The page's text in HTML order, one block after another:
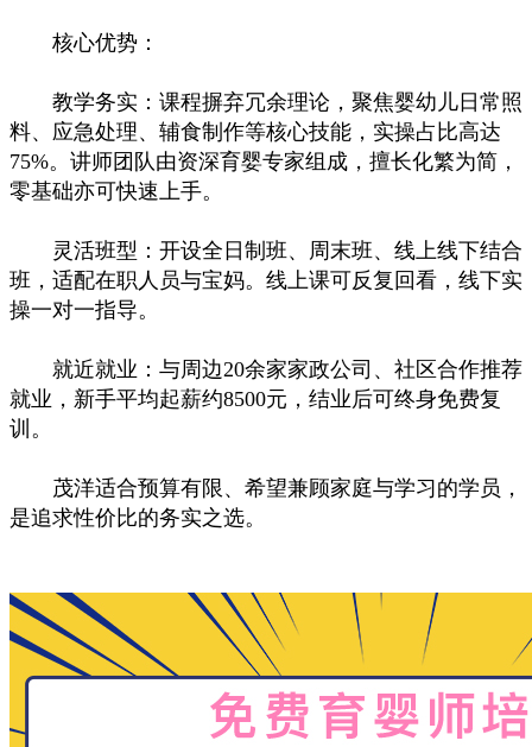
核心优势：
教学务实：课程摒弃冗余理论，聚焦婴幼儿日常照
料、应急处理、辅食制作等核心技能，实操占比高达
75%。讲师团队由资深育婴专家组成，擅长化繁为简，
零基础亦可快速上手。
灵活班型：开设全日制班、周末班、线上线下结合
班，适配在职人员与宝妈。线上课可反复回看，线下实
操一对一指导。
就近就业：与周边20余家家政公司、社区合作推荐
就业，新手平均起薪约8500元，结业后可终身免费复
训。
茂洋适合预算有限、希望兼顾家庭与学习的学员，
是追求性价比的务实之选。